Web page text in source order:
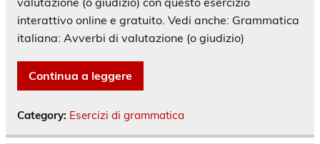
interattivo online e gratuito. Vedi anche: Grammatica
italiana: Avverbi di valutazione (o giudizio)
Continua a leggere
Category: Esercizi di grammatica